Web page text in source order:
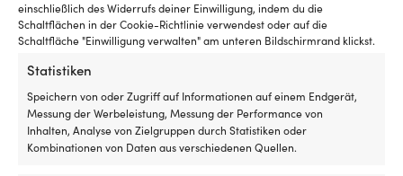
einschließlich des Widerrufs deiner Einwilligung, indem du die
Schaltflächen in der Cookie-Richtlinie verwendest oder auf die
Schaltfläche "Einwilligung verwalten" am unteren Bildschirmrand klickst.
Statistiken
Speichern von oder Zugriff auf Informationen auf einem Endgerät,
Messung der Werbeleistung, Messung der Performance von
Inhalten, Analyse von Zielgruppen durch Statistiken oder
Kombinationen von Daten aus verschiedenen Quellen.
Die einfachste Preisgarantie der
Welt!
Jetzt kaufen, später vergleichen.
Preisgarantie ist ganz einfach: Wir gleichen die
Preise aller Shops weltweit an. Du kannst also
ganz entspannt jetzt einkaufen – findest du den
Artikel innerhalb von 14 Tagen bei einem anderen